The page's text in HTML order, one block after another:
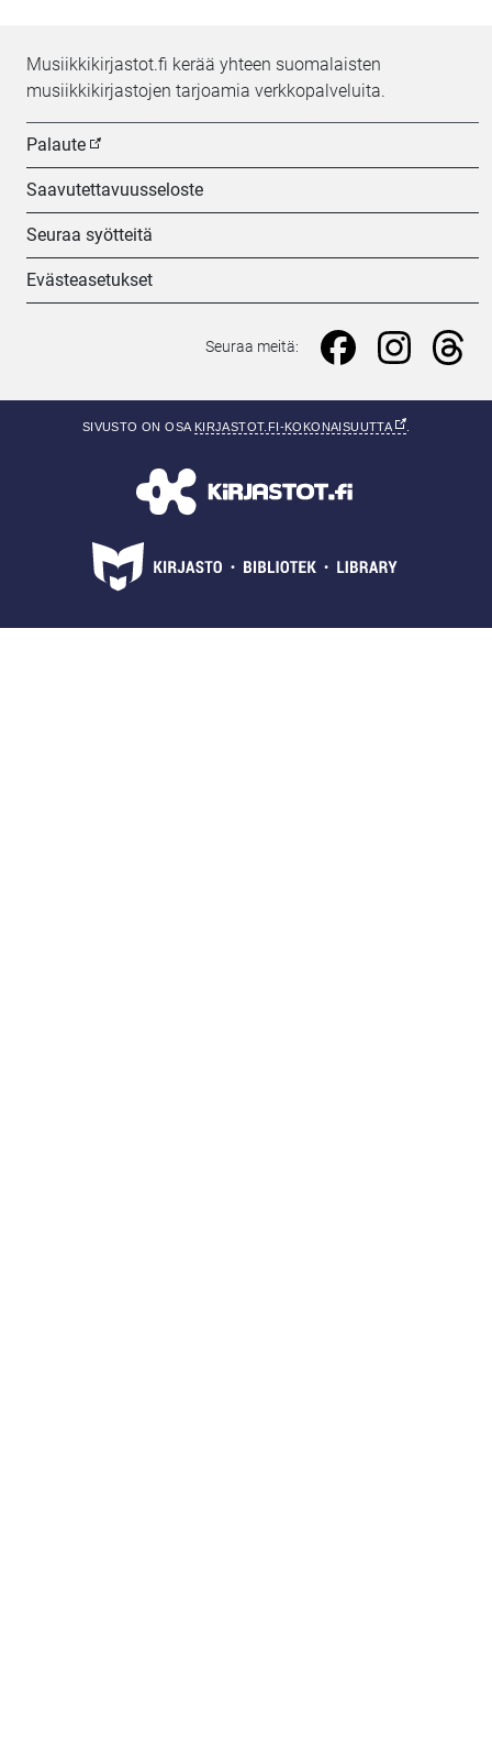
Musiikkikirjastot.fi kerää yhteen suomalaisten
musiikkikirjastojen tarjoamia verkkopalveluita.
Palaute
Saavutettavuusseloste
Seuraa syötteitä
Evästeasetukset
Seuraa meitä: